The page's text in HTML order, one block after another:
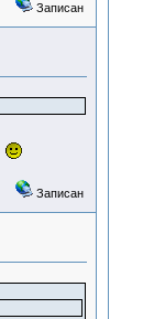
Записан
Записан